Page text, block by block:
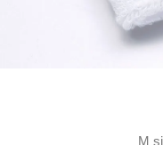
M